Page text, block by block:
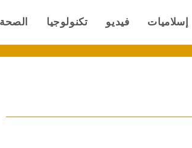
إسلاميات فيديو تكنولوجيا الصحة